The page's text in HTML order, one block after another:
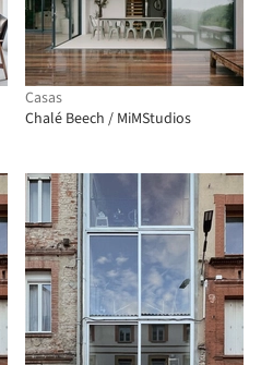
Casas
Chalé Beech / MiMStudios